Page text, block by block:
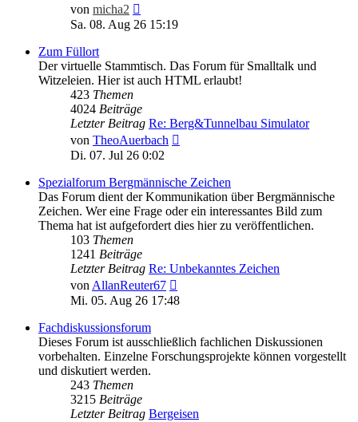
von micha2
Beitrag
Sa. 08. Aug 26 15:19
Zum Füllort
Der virtuelle Stammtisch. Das Forum für Smalltalk und
Witzeleien. Hier ist auch HTML erlaubt!
423 Themen
4024 Beiträge
Letzter Beitrag Re: Berg&Tunnelbau Simulator
von TheoAuerbach
Di. 07. Jul 26 0:02
Spezialforum Bergmännische Zeichen
Das Forum dient der Kommunikation über Bergmännische
Zeichen. Wer eine Frage oder ein interessantes Bild zum
Thema hat ist aufgefordert dies hier zu veröffentlichen.
103 Themen
1241 Beiträge
Letzter Beitrag Re: Unbekanntes Zeichen
von AllanReuter67
Beitrag
Mi. 05. Aug 26 17:48
Fachdiskussionsforum
Dieses Forum ist ausschließlich fachlichen Diskussionen
vorbehalten. Einzelne Forschungsprojekte können vorgestellt
und diskutiert werden.
243 Themen
3215 Beiträge
Letzter Beitrag Bergeisen